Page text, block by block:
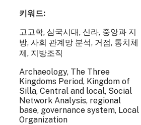
키워드:
고고학, 삼국시대, 신라, 중앙과 지
방, 사회 관계망 분석, 거점, 통치체
제, 지방조직
Archaeology, The Three
Kingdoms Period, Kingdom of
Silla, Central and local, Social
Network Analysis, regional
base, governance system, Local
Organization